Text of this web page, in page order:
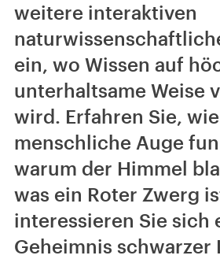
weitere interaktiven
ein, wo Wissen auf
unterhaltsame Weise
wird. Erfahren Sie,
menschliche Auge
warum der Himmel
was ein Roter Zwerg
interessieren Sie sich
Geheimnis schwarzer